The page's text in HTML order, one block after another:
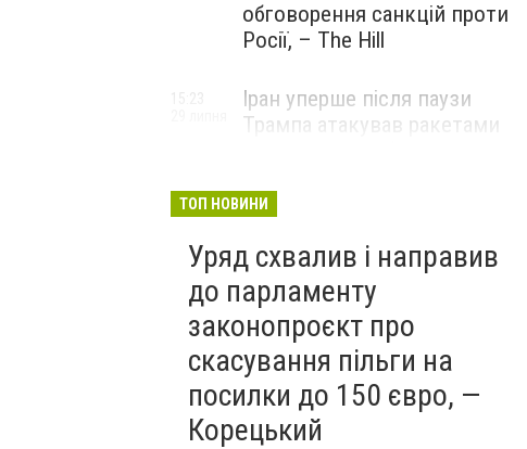
обговорення санкцій проти
Росії, – The Hill
Іран уперше після паузи
Трампа атакував ракетами
15:23
ТОП НОВИНИ
Уряд схвалив і направив
до парламенту
законопроєкт про
скасування пільги на
посилки до 150 євро, —
Корецький